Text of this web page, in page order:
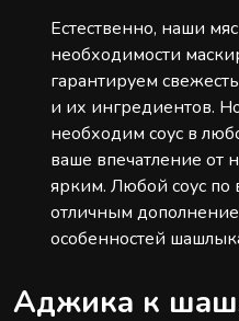
Естественно, наши
необходимости
гарантируем
и их ингредиентов.
необходим соус в
ваше впечатление
ярким. Любой соус по
отличным
особенностей
Аджика к